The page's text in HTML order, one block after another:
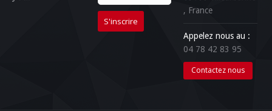
, France
Appelez nous au :
04 78 42 83 95
Contactez nous